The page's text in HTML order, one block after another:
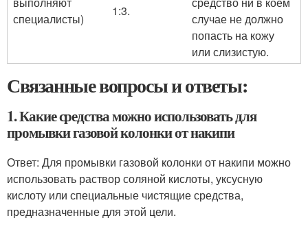
специалисты)
1:3.
случае не должно
попасть на кожу
или слизистую.
Связанные вопросы и ответы:
1. Какие средства можно использовать для
промывки газовой колонки от накипи
Ответ: Для промывки газовой колонки от накипи можно
использовать раствор соляной кислоты, уксусную
кислоту или специальные чистящие средства,
предназначенные для этой цели.